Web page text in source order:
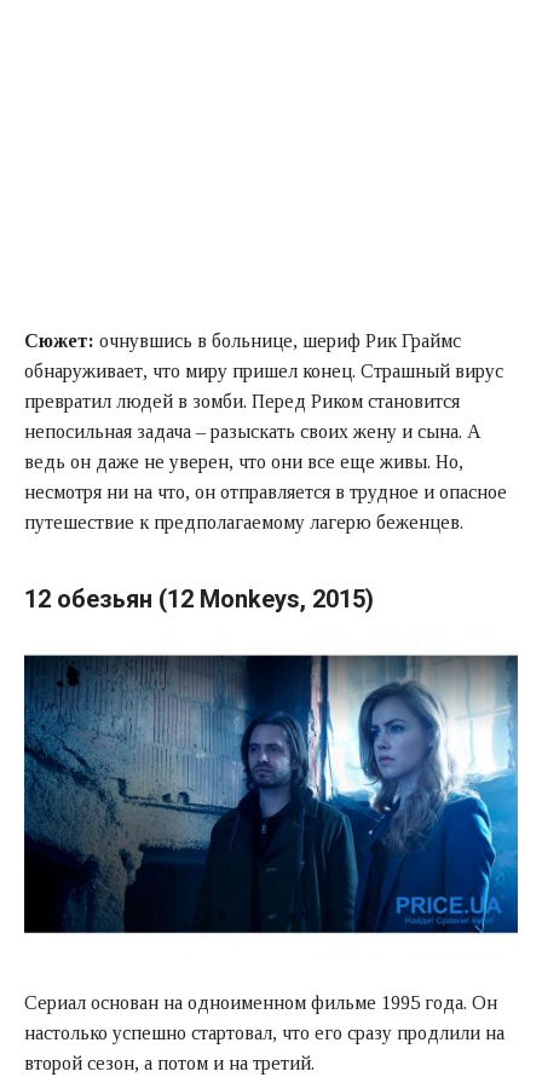
Сюжет: очнувшись в больнице, шериф Рик Граймс
обнаруживает, что миру пришел конец. Страшный вирус
превратил людей в зомби. Перед Риком становится
непосильная задача – разыскать своих жену и сына. А
ведь он даже не уверен, что они все еще живы. Но,
несмотря ни на что, он отправляется в трудное и опасное
путешествие к предполагаемому лагерю беженцев.
12 обезьян (12 Monkeys, 2015)
Сериал основан на одноименном фильме 1995 года. Он
настолько успешно стартовал, что его сразу продлили на
второй сезон, а потом и на третий.